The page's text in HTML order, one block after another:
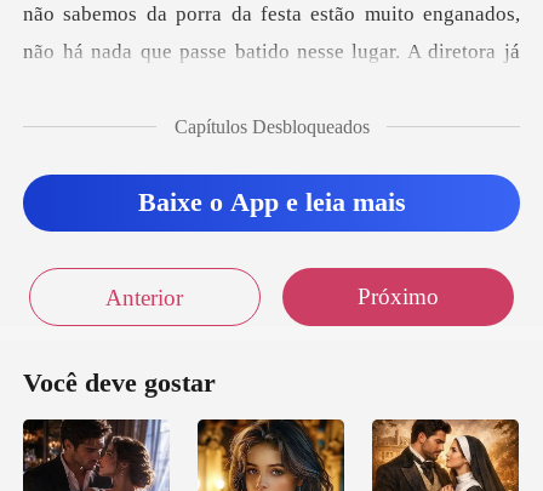
Sair
não sabemos da por
Capítulos Desbloqueados
Baixe o App e leia mais
Anterior Próximo
Você deve gostar